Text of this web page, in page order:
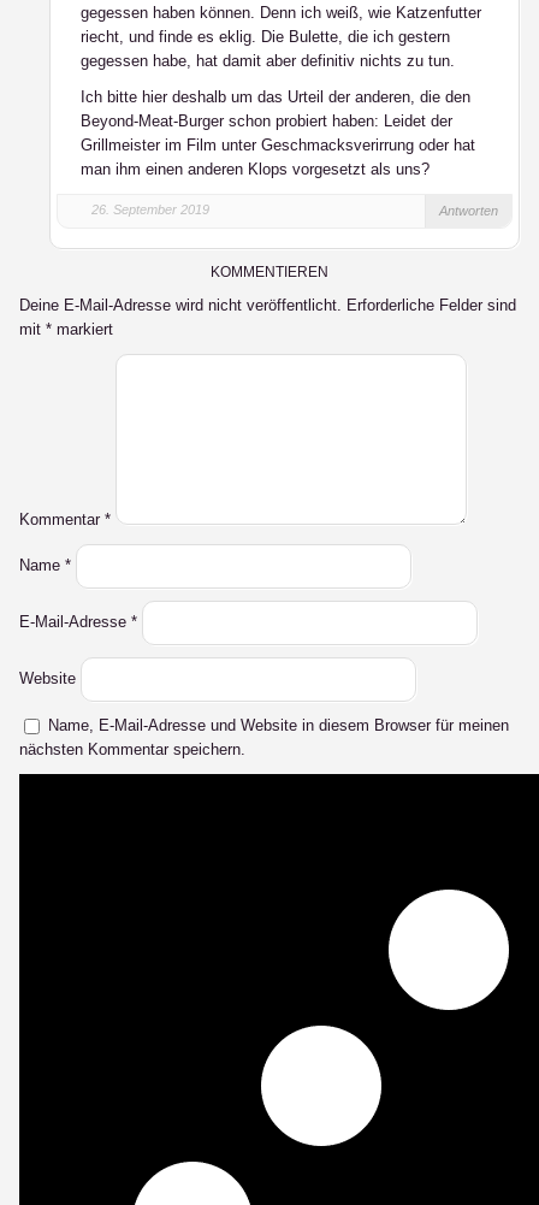
gegessen haben können. Denn ich weiß, wie Katzenfutter
riecht, und finde es eklig. Die Bulette, die ich gestern
gegessen habe, hat damit aber definitiv nichts zu tun.
Ich bitte hier deshalb um das Urteil der anderen, die den
Beyond-Meat-Burger schon probiert haben: Leidet der
Grillmeister im Film unter Geschmacksverirrung oder hat
man ihm einen anderen Klops vorgesetzt als uns?
26. September 2019 Antworten
KOMMENTIEREN
Deine E-Mail-Adresse wird nicht veröffentlicht. Erforderliche Felder sind
mit * markiert
Kommentar *
Name *
E-Mail-Adresse *
Website
Name, E-Mail-Adresse und Website in diesem Browser für meinen
nächsten Kommentar speichern.